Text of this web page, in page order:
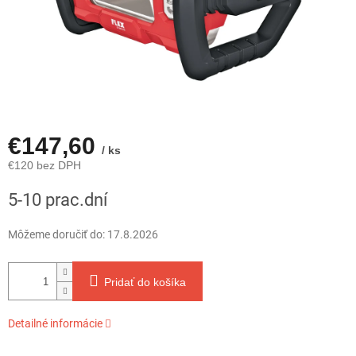
€147,60 / ks
€120 bez DPH
cena:
5-10 prac.dní
Môžeme doručiť do: 17.8.2026
Pridať do košíka
Detailné informácie